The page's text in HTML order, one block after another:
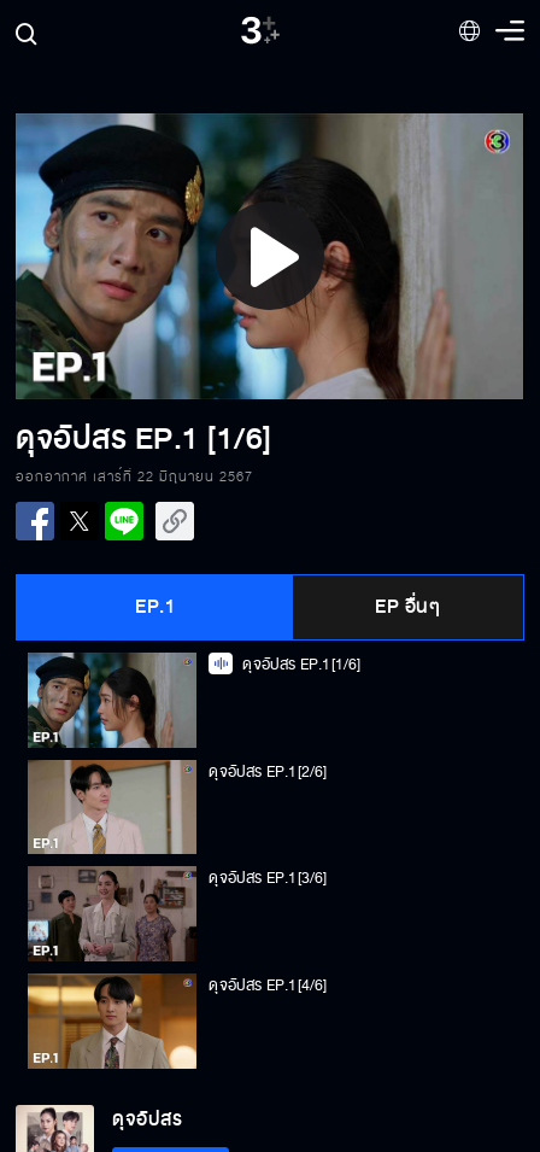
Play
Video
ดุจอัปสรEP.1 [1/6]
ออกอากาศ เสาร์ที่ 22 มิถุนายน 2567
EP.1 EP อื่นๆ
ดุจอัปสร EP.1[1/6]
ดุจอัปสร EP.1[2/6]
ดุจอัปสร EP.1[3/6]
ดุจอัปสร EP.1[4/6]
ดุจอัปสร